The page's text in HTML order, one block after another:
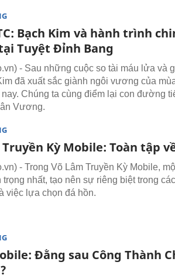
Bạch Kim và hành trình
Tuyệt Đỉnh Bang
- Sau những cuộc so tài máu lửa và
đã xuất sắc giành ngôi vương của
nay. Chúng ta cùng điểm lại con đường
Vương.
Truyền Kỳ Mobile: Toàn tập
- Trong Võ Lâm Truyền Kỳ Mobile,
trọng nhất, tạo nên sự riêng biệt trong
việc lựa chọn đá hồn.
Đằng sau Công Thành